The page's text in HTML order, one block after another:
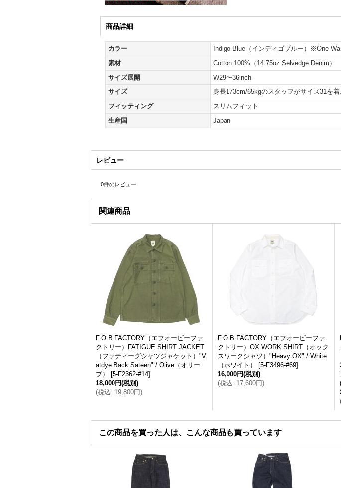
商品詳細
カラー
Indigo Blue（インディゴブルー）※One
素材
Cotton 100%（14.75oz Selvedge Denim）
サイズ展開
W29〜36inch
サイズ
身長173cm/65kgのスタッフがサイズ31を着
フィッティング
スリムフィット
生産国
Japan
レビュー
0件のレビュー
関連商品
F.O.B FACTORY（エフオービーファ
クトリー）FATIGUE SHIRT JACKET
（ファティーグシャツジャケット）"V
atdye Back Sateen" / Olive（オリー
ブ）
[5-F2362-#14]
18,000円(税別)
(税込: 19,800円)
F.O.B FACTORY（エフオービーファ
クトリー）OX WORK SHIRT（オック
スワークシャツ）"Heavy OX" / White
（ホワイト）
[5-F3496-#69]
16,000円(税別)
(税込: 17,600円)
(
この商品を買った人は、こんな商品も買っています